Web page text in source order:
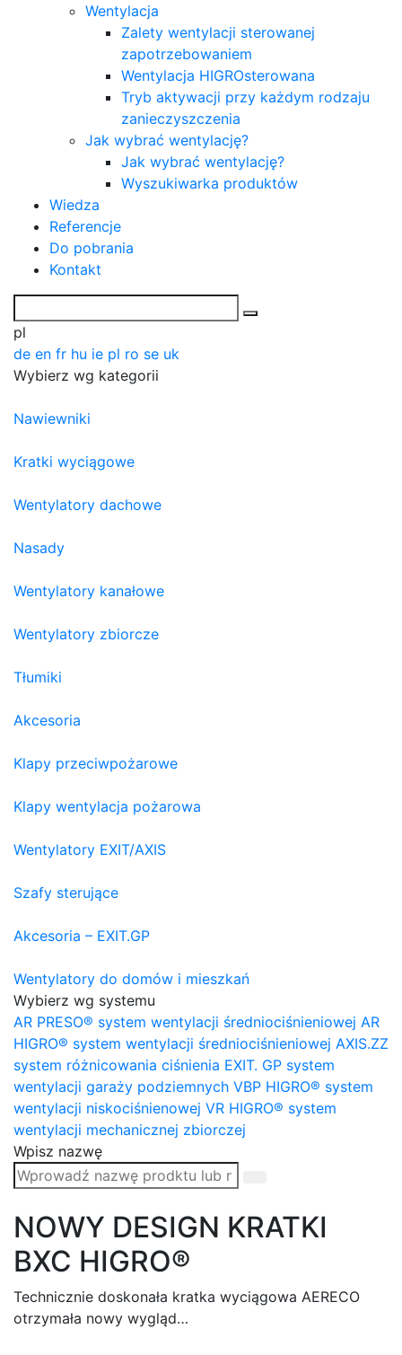
Wentylacja
Zalety wentylacji sterowanej
zapotrzebowaniem
Wentylacja HIGROsterowana
Tryb aktywacji przy każdym rodzaju
zanieczyszczenia
Jak wybrać wentylację?
Jak wybrać wentylację?
Wyszukiwarka produktów
Wiedza
Referencje
Do pobrania
Kontakt
pl
de en fr hu ie pl ro se uk
Wybierz wg kategorii
Nawiewniki
Kratki wyciągowe
Wentylatory dachowe
Nasady
Wentylatory kanałowe
Wentylatory zbiorcze
Tłumiki
Akcesoria
Klapy przeciwpożarowe
Klapy wentylacja pożarowa
Wentylatory EXIT/AXIS
Szafy sterujące
Akcesoria – EXIT.GP
Wentylatory do domów i mieszkań
Wybierz wg systemu
AR PRESO® system wentylacji średniociśnieniowej AR
HIGRO® system wentylacji średniociśnieniowej AXIS.ZZ
system różnicowania ciśnienia EXIT. GP system
wentylacji garaży podziemnych VBP HIGRO® system
wentylacji niskociśnienowej VR HIGRO® system
wentylacji mechanicznej zbiorczej
Wpisz nazwę
NOWY DESIGN KRATKI
BXC HIGRO®
Technicznie doskonała kratka wyciągowa AERECO
otrzymała nowy wygląd…